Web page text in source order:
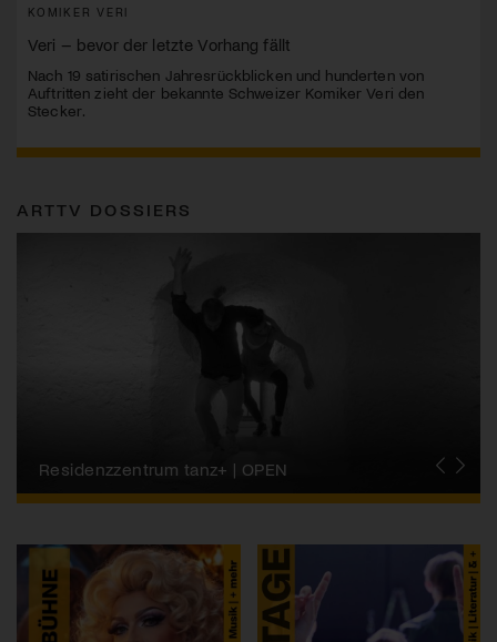
KOMIKER VERI
Veri – bevor der letzte Vorhang fällt
Nach 19 satirischen Jahresrückblicken und hunderten von
Auftritten zieht der bekannte Schweizer Komiker Veri den
Stecker.
ARTTV DOSSIERS
Migros-Kulturprozent | Tanzfestival Steps
Residenzzentrum tanz+ | OPEN
Tanzszene Schweiz